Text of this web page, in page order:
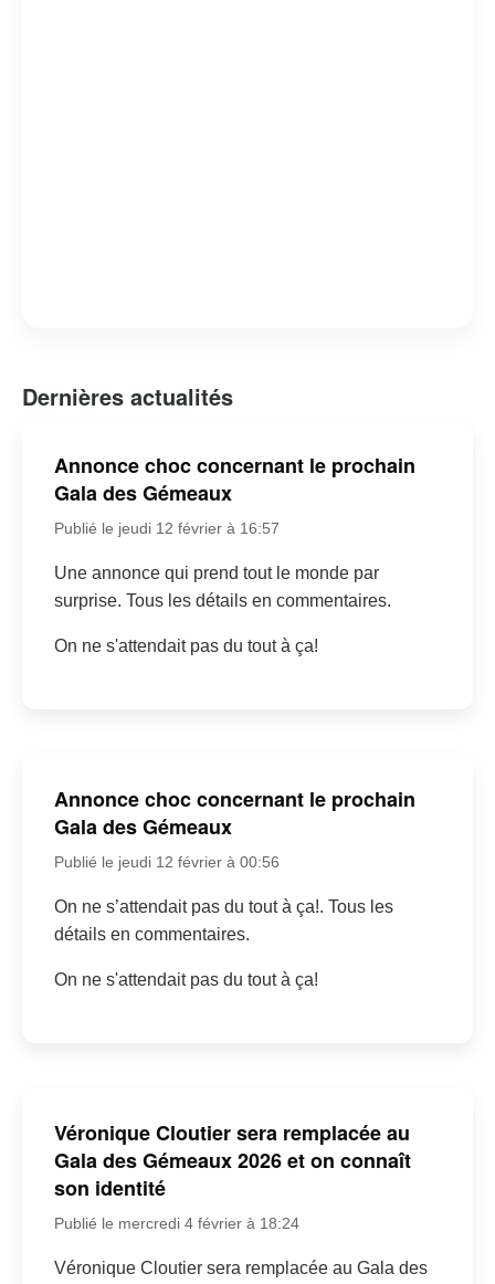
Dernières actualités
Annonce choc concernant le prochain
Gala des Gémeaux
Publié le jeudi 12 février à 16:57
Une annonce qui prend tout le monde par
surprise. Tous les détails en commentaires.
On ne s'attendait pas du tout à ça!
Annonce choc concernant le prochain
Gala des Gémeaux
Publié le jeudi 12 février à 00:56
On ne s’attendait pas du tout à ça!. Tous les
détails en commentaires.
On ne s'attendait pas du tout à ça!
Véronique Cloutier sera remplacée au
Gala des Gémeaux 2026 et on connaît
son identité
Publié le mercredi 4 février à 18:24
Véronique Cloutier sera remplacée au Gala des